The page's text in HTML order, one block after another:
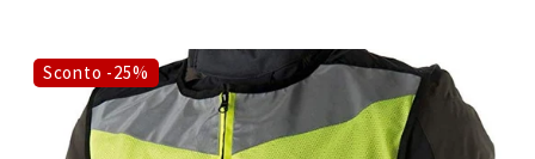
Sconto -25%